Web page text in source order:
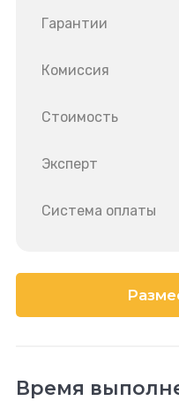
Гарантии
Комиссия
Стоимость
Эксперт
Система оплаты
Время